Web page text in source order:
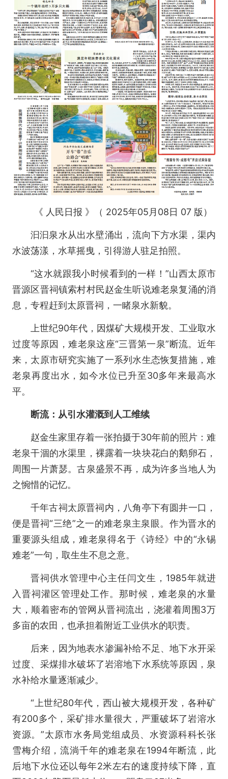
《 人民日报 》（ 2025年05月08日 07 版）
汩汩泉水从出水壁涌出，流向下方水渠，渠内
水波荡漾，水草摇曳，引得游人驻足拍照。
“这水就跟我小时候看到的一样！”山西太原市
晋源区晋祠镇索村村民赵金生听说难老泉复涌的消
息，专程赶到太原晋祠，一睹泉水新貌。
上世纪90年代，因煤矿大规模开发、工业取水
过度等原因，难老泉这座“三晋第一泉”断流。近年
来，太原市研究实施了一系列水生态恢复措施，难
老泉再度出水，如今水位已升至30多年来最高水
平。
断流：从引水灌溉到人工维续
赵金生家里存着一张拍摄于30年前的照片：难
老泉干涸的水渠里，裸露着一块块花白的鹅卵石，
周围一片萧瑟。古泉盛景不再，成为许多当地人为
之惋惜的记忆。
千年古祠太原晋祠内，八角亭下有圆井一口，
便是晋祠“三绝”之一的难老泉主泉眼。作为晋水的
重要源头组成，难老泉得名于《诗经》中的“永锡
难老”一句，取生生不息之意。
晋祠供水管理中心主任闫文生，1985年就进
入晋祠灌区管理处工作。那时候，难老泉的水量
大，顺着密布的管网从晋祠流出，浇灌着周围3万
多亩的农田，也承担着附近工业供水的职责。
后来，因为地表水渗漏补给不足、地下水开采
过度、采煤排水破坏了岩溶地下水系统等原因，泉
水补给水量逐渐减少。
“上世纪80年代，西山被大规模开发，各种矿
有200多个，采矿排水量很大，严重破坏了岩溶水
资源。”太原市水务局党组成员、水资源科科长张
雪梅介绍，流淌千年的难老泉在1994年断流，此
后地下水位还以每年2米左右的速度持续下降，直